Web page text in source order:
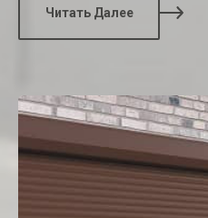
Читать Далее